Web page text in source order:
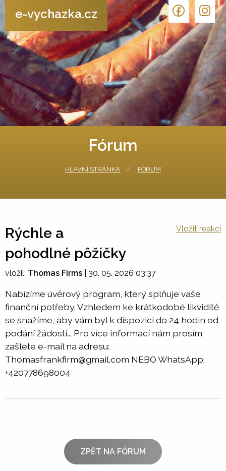
e-vychazka.cz
Fórum
HLAVNÍ STRÁNKA FÓRUM
Rýchle a
pohodlné pôžičky
Vložit reakci
vložil: Thomas Firms 30. 05. 2026 03:37
Nabízíme úvěrový program, který splňuje vaše
finanční potřeby. Vzhledem ke krátkodobé likviditě
se snažíme, aby vám byl k dispozici do 24 hodin od
podání žádosti... Pro více informací nám prosím
zašlete e-mail na adresu:
Thomasfrankfirm@gmail.com NEBO WhatsApp:
+420778698004
ZPĚT NA FÓRUM